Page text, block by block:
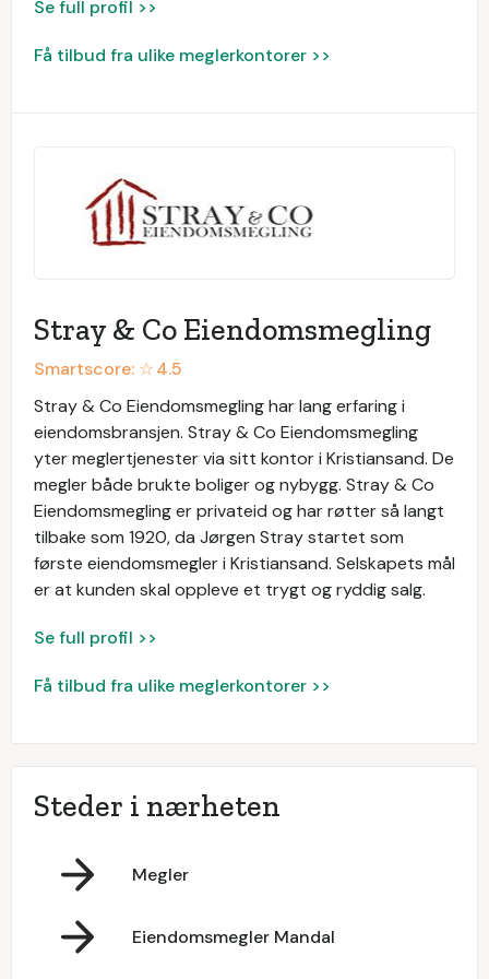
Se full profil >>
Få tilbud fra ulike meglerkontorer >>
Stray & Co Eiendomsmegling
Smartscore: ☆4.5
Stray & Co Eiendomsmegling har lang erfaring i
eiendomsbransjen. Stray & Co Eiendomsmegling
yter meglertjenester via sitt kontor i Kristiansand. De
megler både brukte boliger og nybygg. Stray & Co
Eiendomsmegling er privateid og har røtter så langt
tilbake som 1920, da Jørgen Stray startet som
første eiendomsmegler i Kristiansand. Selskapets mål
er at kunden skal oppleve et trygt og ryddig salg.
Se full profil >>
Få tilbud fra ulike meglerkontorer >>
Steder i nærheten
Megler
Eiendomsmegler Mandal